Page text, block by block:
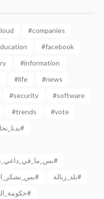
#companies
#facebook
#information
#life
#news
#security
#software
#trends
#vote
بدنا_نحاسب#
بس_ما_في_داعي_نتحرك_البلد_ماشي_وعاجقة_عفسوح#
بس_نشكر_الله_من_عنا_التبولة_والحمص_بطحينة#
بلد_زبالة#
حكومة_التزوير_والفساد#